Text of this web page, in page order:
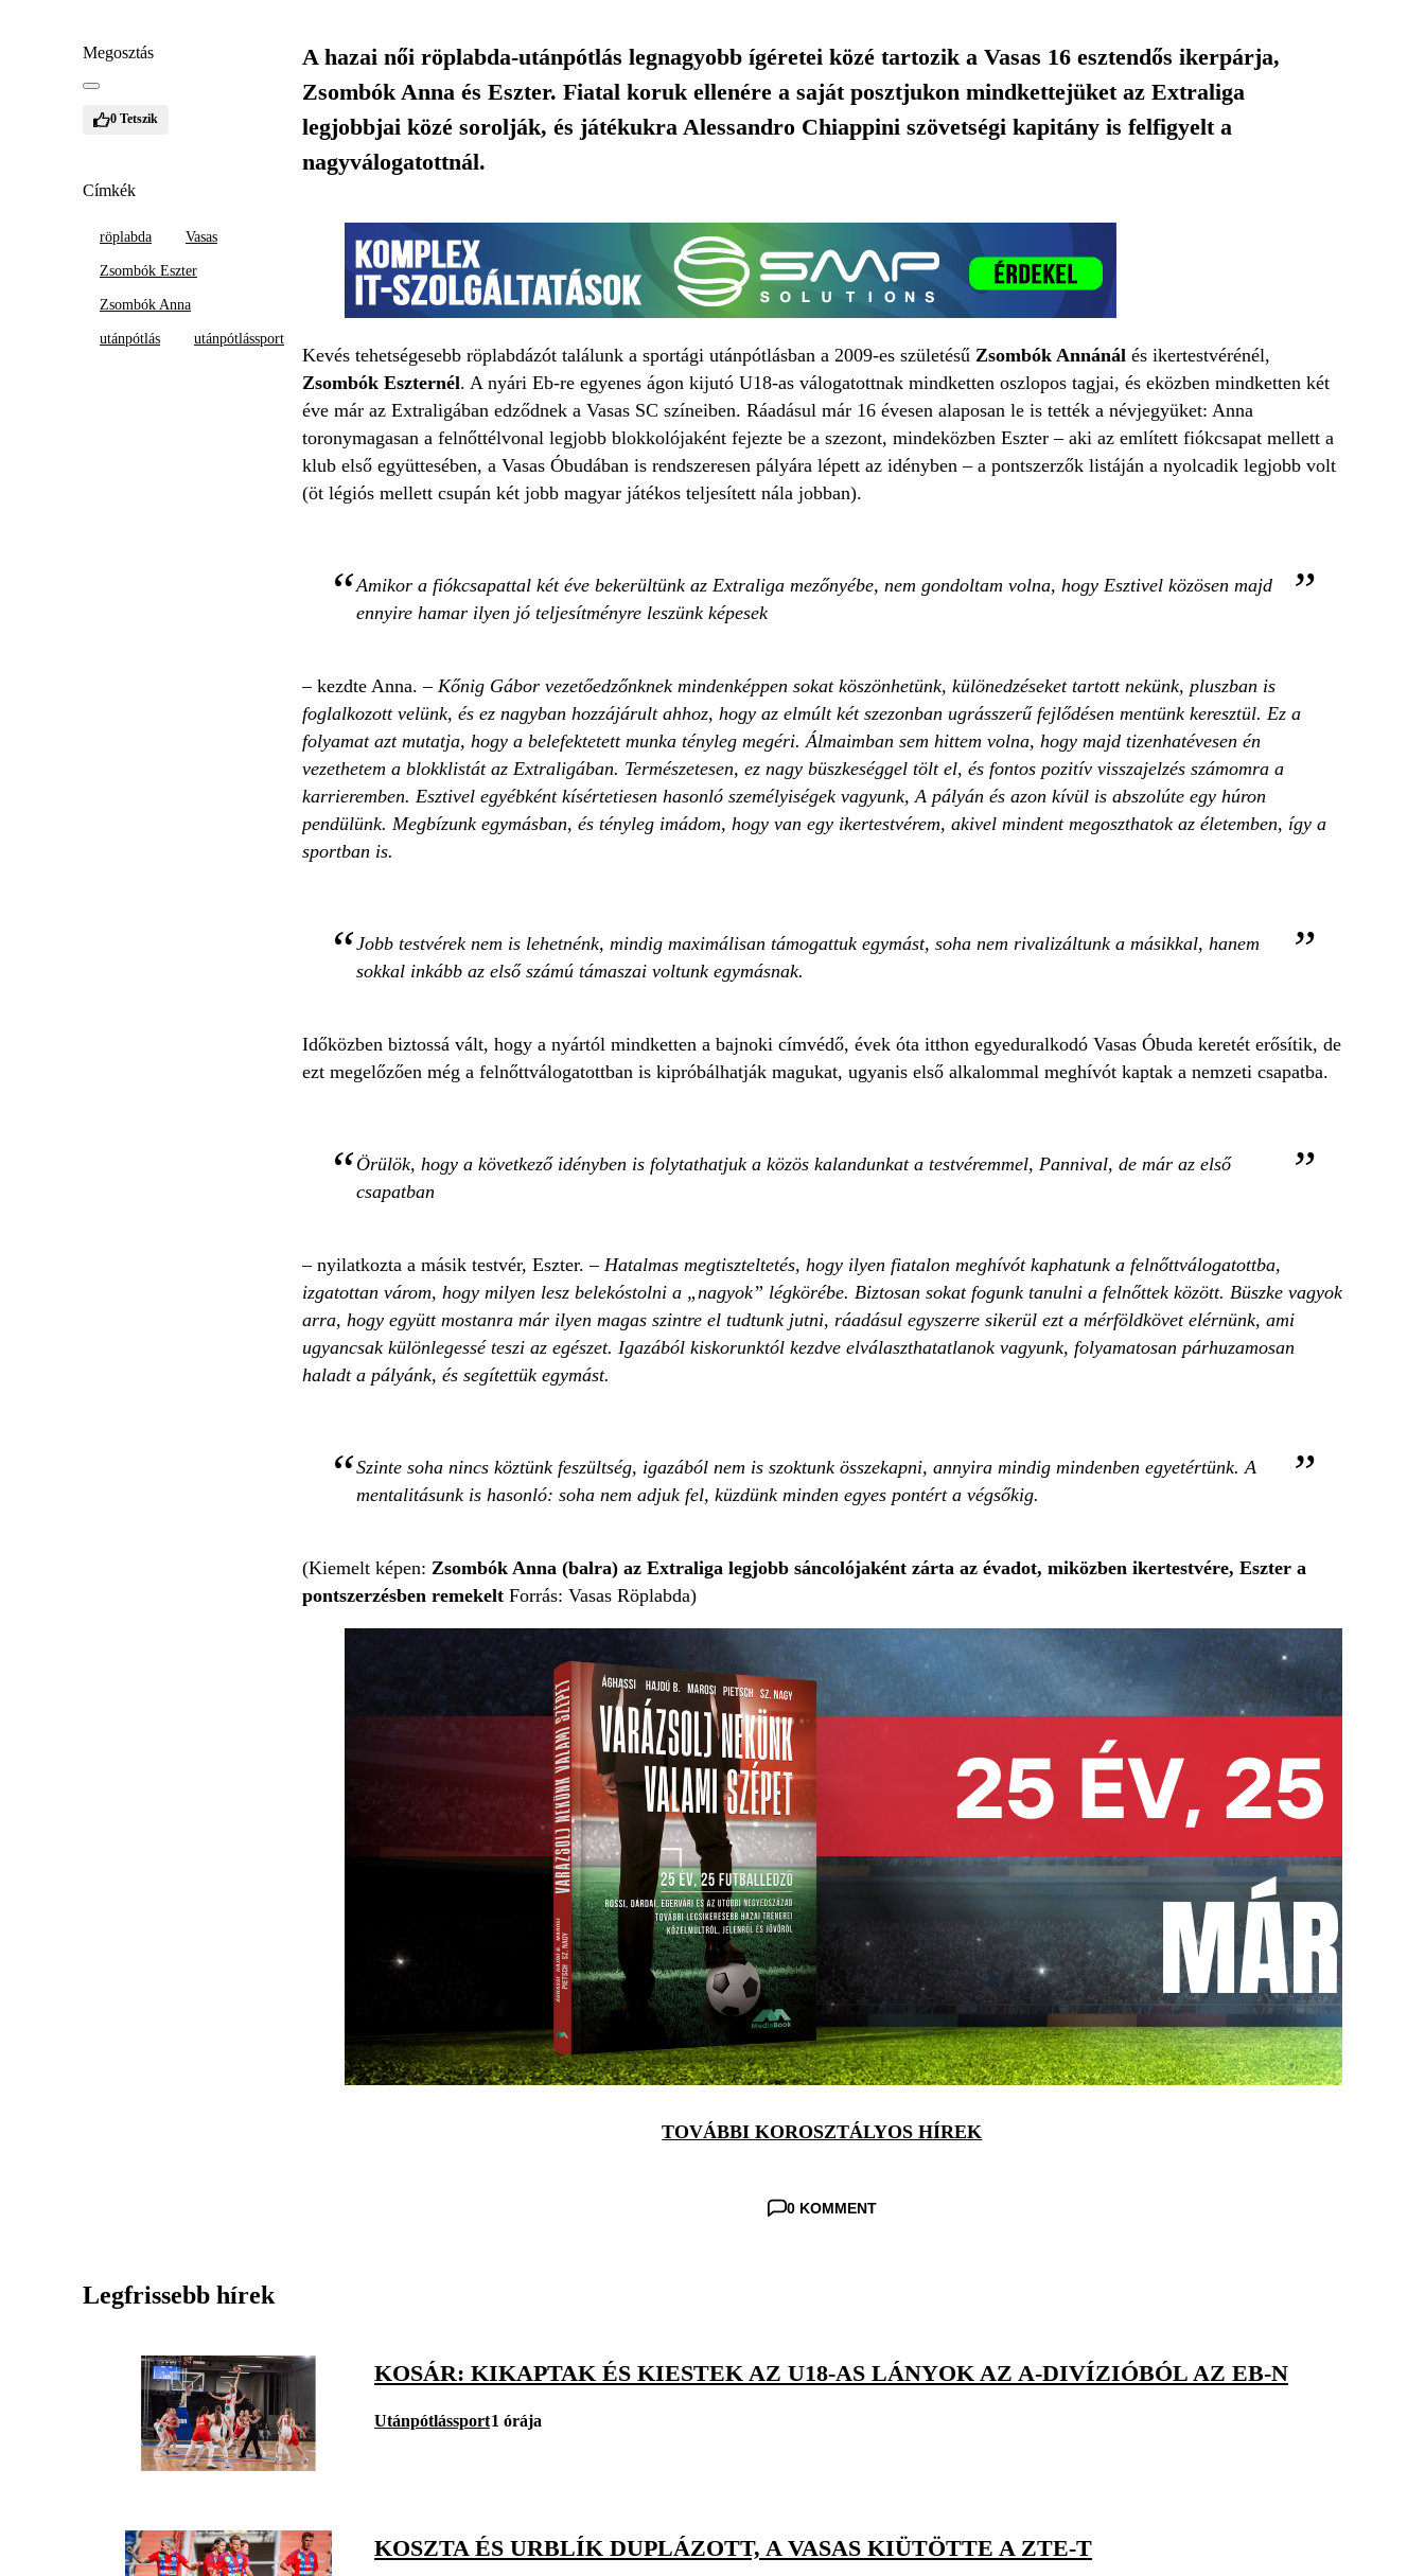
Megosztás
0 Tetszik
Címkék
röplabda Vasas
Zsombók Eszter
Zsombók Anna
utánpótlás utánpótlássport
A hazai női röplabda-utánpótlás legnagyobb ígéretei közé tartozik a Vasas 16 esztendős ikerpárja,
Zsombók Anna és Eszter. Fiatal koruk ellenére a saját posztjukon mindkettejüket az Extraliga
legjobbjai közé sorolják, és játékukra Alessandro Chiappini szövetségi kapitány is felfigyelt a
nagyválogatottnál.
Kevés tehetségesebb röplabdázót találunk a sportági utánpótlásban a 2009-es születésű Zsombók Annánál és ikertestvérénél,
Zsombók Eszternél. A nyári Eb-re egyenes ágon kijutó U18-as válogatottnak mindketten oszlopos tagjai, és eközben mindketten két
éve már az Extraligában edződnek a Vasas SC színeiben. Ráadásul már 16 évesen alaposan le is tették a névjegyüket: Anna
toronymagasan a felnőttélvonal legjobb blokkolójaként fejezte be a szezont, mindeközben Eszter – aki az említett fiókcsapat mellett a
klub első együttesében, a Vasas Óbudában is rendszeresen pályára lépett az idényben – a pontszerzők listáján a nyolcadik legjobb volt
(öt légiós mellett csupán két jobb magyar játékos teljesített nála jobban).
Amikor a fiókcsapattal két éve bekerültünk az Extraliga mezőnyébe, nem gondoltam volna, hogy Esztivel közösen majd
ennyire hamar ilyen jó teljesítményre leszünk képesek
– kezdte Anna. – Kőnig Gábor vezetőedzőnknek mindenképpen sokat köszönhetünk, különedzéseket tartott nekünk, pluszban is
foglalkozott velünk, és ez nagyban hozzájárult ahhoz, hogy az elmúlt két szezonban ugrásszerű fejlődésen mentünk keresztül. Ez a
folyamat azt mutatja, hogy a belefektetett munka tényleg megéri. Álmaimban sem hittem volna, hogy majd tizenhatévesen én
vezethetem a blokklistát az Extraligában. Természetesen, ez nagy büszkeséggel tölt el, és fontos pozitív visszajelzés számomra a
karrieremben. Esztivel egyébként kísértetiesen hasonló személyiségek vagyunk, A pályán és azon kívül is abszolúte egy húron
pendülünk. Megbízunk egymásban, és tényleg imádom, hogy van egy ikertestvérem, akivel mindent megoszthatok az életemben, így a
sportban is.
Jobb testvérek nem is lehetnénk, mindig maximálisan támogattuk egymást, soha nem rivalizáltunk a másikkal, hanem
sokkal inkább az első számú támaszai voltunk egymásnak.
Időközben biztossá vált, hogy a nyártól mindketten a bajnoki címvédő, évek óta itthon egyeduralkodó Vasas Óbuda keretét erősítik, de
ezt megelőzően még a felnőttválogatottban is kipróbálhatják magukat, ugyanis első alkalommal meghívót kaptak a nemzeti csapatba.
Örülök, hogy a következő idényben is folytathatjuk a közös kalandunkat a testvéremmel, Pannival, de már az első
csapatban
– nyilatkozta a másik testvér, Eszter. –Hatalmas megtiszteltetés, hogy ilyen fiatalon meghívót kaphatunk a felnőttválogatottba,
izgatottan várom, hogy milyen lesz belekóstolni a „nagyok” légkörébe. Biztosan sokat fogunk tanulni a felnőttek között. Büszke vagyok
arra, hogy együtt mostanra már ilyen magas szintre el tudtunk jutni, ráadásul egyszerre sikerül ezt a mérföldkövet elérnünk, ami
ugyancsak különlegessé teszi az egészet. Igazából kiskorunktól kezdve elválaszthatatlanok vagyunk, folyamatosan párhuzamosan
haladt a pályánk, és segítettük egymást.
Szinte soha nincs köztünk feszültség, igazából nem is szoktunk összekapni, annyira mindig mindenben egyetértünk. A
mentalitásunk is hasonló: soha nem adjuk fel, küzdünk minden egyes pontért a végsőkig.
(Kiemelt képen: Zsombók Anna (balra) az Extraliga legjobb sáncolójaként zárta az évadot, miközben ikertestvére, Eszter a
pontszerzésben remekeltForrás: Vasas Röplabda)
TOVÁBBI KOROSZTÁLYOS HÍREK
0 KOMMENT
Legfrissebb hírek
KOSÁR: KIKAPTAK ÉS KIESTEK AZ U18-AS LÁNYOK AZ A-DIVÍZIÓBÓL AZ EB-N
Utánpótlássport1 órája
KOSZTA ÉS URBLÍK DUPLÁZOTT, A VASAS KIÜTÖTTE A ZTE-T